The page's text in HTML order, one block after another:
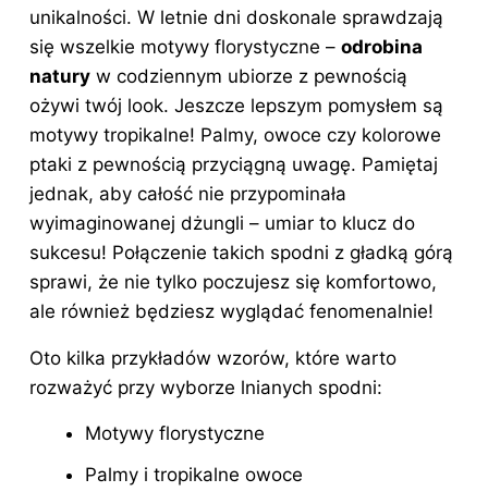
unikalności. W letnie dni doskonale sprawdzają
się wszelkie motywy florystyczne – odrobina
natury w codziennym ubiorze z pewnością
ożywi twój look. Jeszcze lepszym pomysłem są
motywy tropikalne! Palmy, owoce czy kolorowe
ptaki z pewnością przyciągną uwagę. Pamiętaj
jednak, aby całość nie przypominała
wyimaginowanej dżungli – umiar to klucz do
sukcesu! Połączenie takich spodni z gładką górą
sprawi, że nie tylko poczujesz się komfortowo,
ale również będziesz wyglądać fenomenalnie!
Oto kilka przykładów wzorów, które warto
rozważyć przy wyborze lnianych spodni:
Motywy florystyczne
Palmy i tropikalne owoce